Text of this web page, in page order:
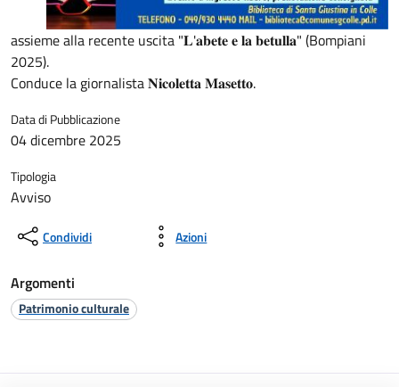
assieme alla recente uscita "𝐋'𝐚𝐛𝐞𝐭𝐞 𝐞 𝐥𝐚 𝐛𝐞𝐭𝐮𝐥𝐥𝐚" (Bompiani
2025).
Conduce la giornalista 𝐍𝐢𝐜𝐨𝐥𝐞𝐭𝐭𝐚 𝐌𝐚𝐬𝐞𝐭𝐭𝐨.
Data di Pubblicazione
04 dicembre 2025
Tipologia
Avviso
Condividi Azioni
Argomenti
Patrimonio culturale